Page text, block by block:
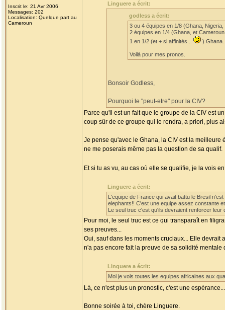
Inscrit le: 21 Avr 2006
Messages: 202
Localisation: Quelque part au
Cameroun
Linguere a écrit:
godless a écrit:
3 ou 4 équipes en 1/8 (Ghana,
2 équipes en 1/4 (Ghana, et
1 en 1/2 (et + si affinités...
) Ghana.
Voilà pour mes pronos.
Bonsoir Godless,
Pourquoi le "peut-etre" pour la CIV?
Parce qu'il est un fait que le groupe de la CIV est
coup sûr de ce groupe qui le rendra, a priori, plus
Je pense qu'avec le Ghana, la CIV est la
ne me poserais même pas la question de sa qualif.
Et si tu as vu, au cas où elle se qualifie, je la vois
Linguere a écrit:
L'equipe de France qui avait battu le Bresil
elephants!! C'est une equipe assez constante
Le seul truc c'est qu'ils devraient renforcer leur
Pour moi, le seul truc est ce qui transparaît en
ses preuves...
Oui, sauf dans les moments cruciaux... Elle
n'a pas encore fait la preuve de sa solidité mentale
Linguere a écrit:
Moi je vois toutes les equipes africaines aux
Là, ce n'est plus un pronostic, c'est une
Bonne soirée à toi, chère Linguere.